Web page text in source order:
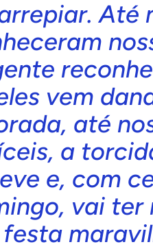
Até
vem
até
a
e, com
vai ter
festa